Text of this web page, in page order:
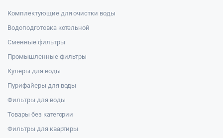
Комплектующие для очистки воды
Водоподготовка котельной
Сменные фильтры
Промышленные фильтры
Кулеры для воды
Пурифайеры для воды
Фильтры для воды
Товары без категории
Фильтры для квартиры